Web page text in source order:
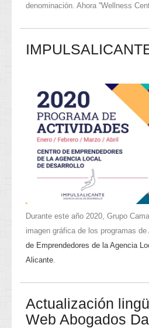
denominación. Ahora ''Wellness
Durante este año 2020, Grupo
imagen gráfica de los programas de
de Emprendedores de la Agencia
Alicante
Actualización
Web Abogados